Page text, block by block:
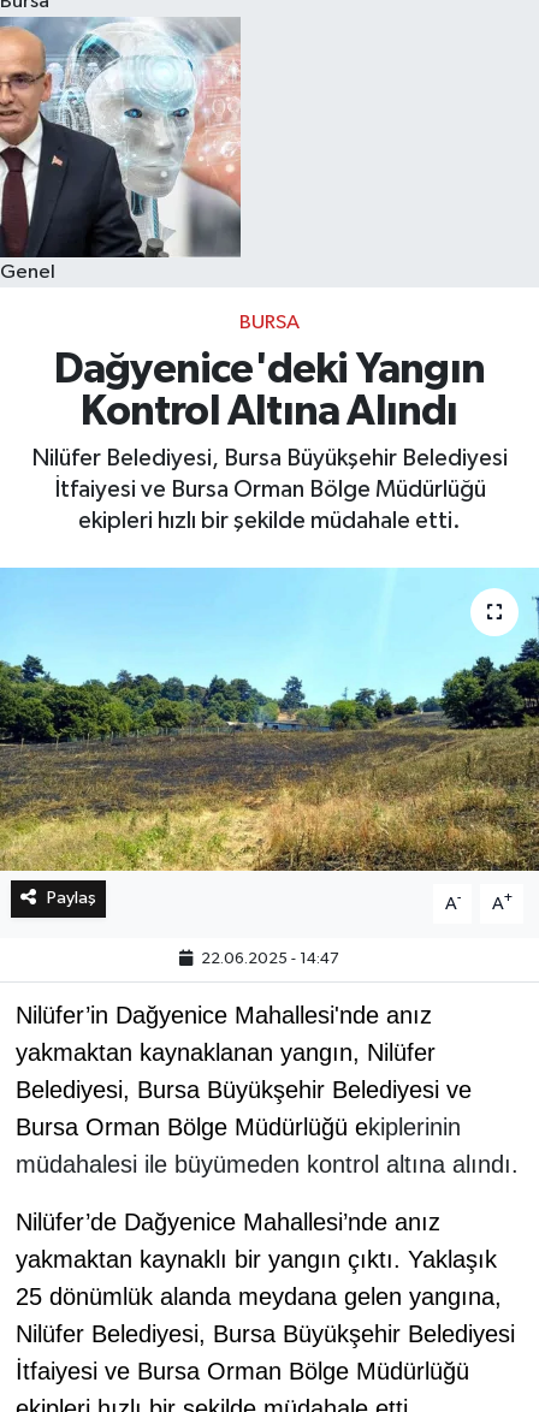
Genel
BURSA
Dağyenice'deki Yangın
Kontrol Altına Alındı
Nilüfer Belediyesi, Bursa Büyükşehir Belediyesi
İtfaiyesi ve Bursa Orman Bölge Müdürlüğü
ekipleri hızlı bir şekilde müdahale etti.
Paylaş A- A+
22.06.2025 - 14:47
Nilüfer’in Dağyenice Mahallesi'nde anız
yakmaktan kaynaklanan yangın, Nilüfer
Belediyesi, Bursa Büyükşehir Belediyesi ve
Bursa Orman Bölge Müdürlüğü ekiplerinin
müdahalesi ile büyümeden kontrol altına alındı.
Nilüfer’de Dağyenice Mahallesi’nde anız
yakmaktan kaynaklı bir yangın çıktı. Yaklaşık
25 dönümlük alanda meydana gelen yangına,
Nilüfer Belediyesi, Bursa Büyükşehir Belediyesi
İtfaiyesi ve Bursa Orman Bölge Müdürlüğü
Eğitim
Sağlık
Dünya
Magazin
Kültür & Sanat
Teknoloji
Bilim
Genel